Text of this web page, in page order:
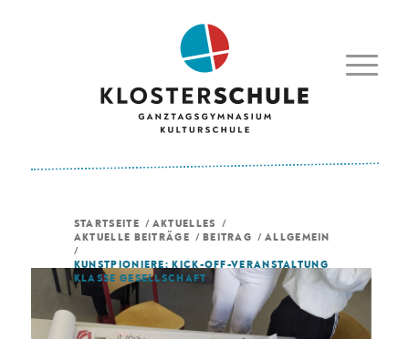
STARTSEITE / AKTUELLES
/
AKTUELLE BEITRÄGE / BEITRAG / ALLGEMEIN
/
KUNSTPIONIERE: KICK-OFF-VERANSTALTUNG
KLASSE GESELLSCHAFT